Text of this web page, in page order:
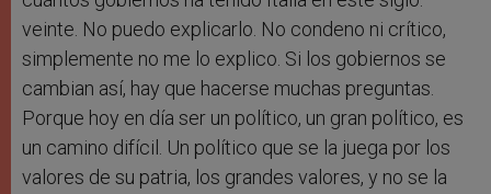
veinte. No puedo explicarlo. No condeno ni crítico,
simplemente no me lo explico. Si los gobiernos se
cambian así, hay que hacerse muchas preguntas.
Porque hoy en día ser un político, un gran político, es
un camino difícil. Un político que se la juega por los
valores de su patria, los grandes valores, y no se la